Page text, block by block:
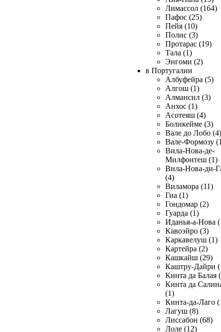
Лимассол (164)
Пафос (25)
Пейя (10)
Полис (3)
Протарас (19)
Тала (1)
Энгоми (2)
в Португалии
Албуфейра (5)
Алгош (1)
Алмансил (3)
Анхос (1)
Асотеяш (4)
Боликейме (3)
Вале до Лобо (4)
Вале-Формозу
Вила-Нова-де-
Милфонтеш (1)
Вила-Нова-ди-
(4)
Виламора (11)
Гиа (1)
Гондомар (2)
Гуарда (1)
Иданья-а-Нова
Кавоэйро (3)
Каркавелуш (1)
Картейра (2)
Кашкайш (29)
Каштру-Дайри
Кинта да Балая
Кинта да
(1)
Кинта-да-Лаго
Лагуш (8)
Лиссабон (68)
Лоле (12)